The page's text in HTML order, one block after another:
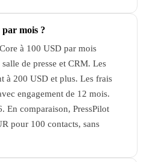
mois ?
à 100 USD par mois
de presse et CRM. Les
à 200 USD et plus. Les frais
engagement de 12 mois.
En comparaison, PressPilot
pour 100 contacts, sans